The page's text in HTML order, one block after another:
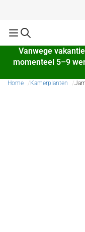
Vanwege
momenteel 5–9
Home Kamerplanten